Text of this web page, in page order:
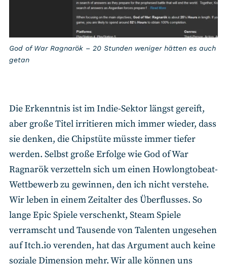
God of War Ragnarök – 20 Stunden weniger hätten es auch
getan
Die Erkenntnis ist im Indie-Sektor längst gereift,
aber große Titel irritieren mich immer wieder, dass
sie denken, die Chipstüte müsste immer tiefer
werden. Selbst große Erfolge wie God of War
Ragnarök verzetteln sich um einen Howlongtobeat-
Wettbewerb zu gewinnen, den ich nicht verstehe.
Wir leben in einem Zeitalter des Überflusses. So
lange Epic Spiele verschenkt, Steam Spiele
verramscht und Tausende von Talenten ungesehen
auf Itch.io verenden, hat das Argument auch keine
soziale Dimension mehr. Wir alle können uns